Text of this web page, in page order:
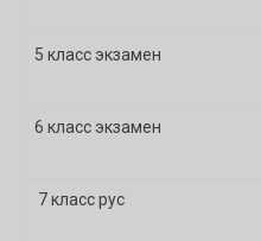
5 класс экзамен
6 класс экзамен
7 класс рус